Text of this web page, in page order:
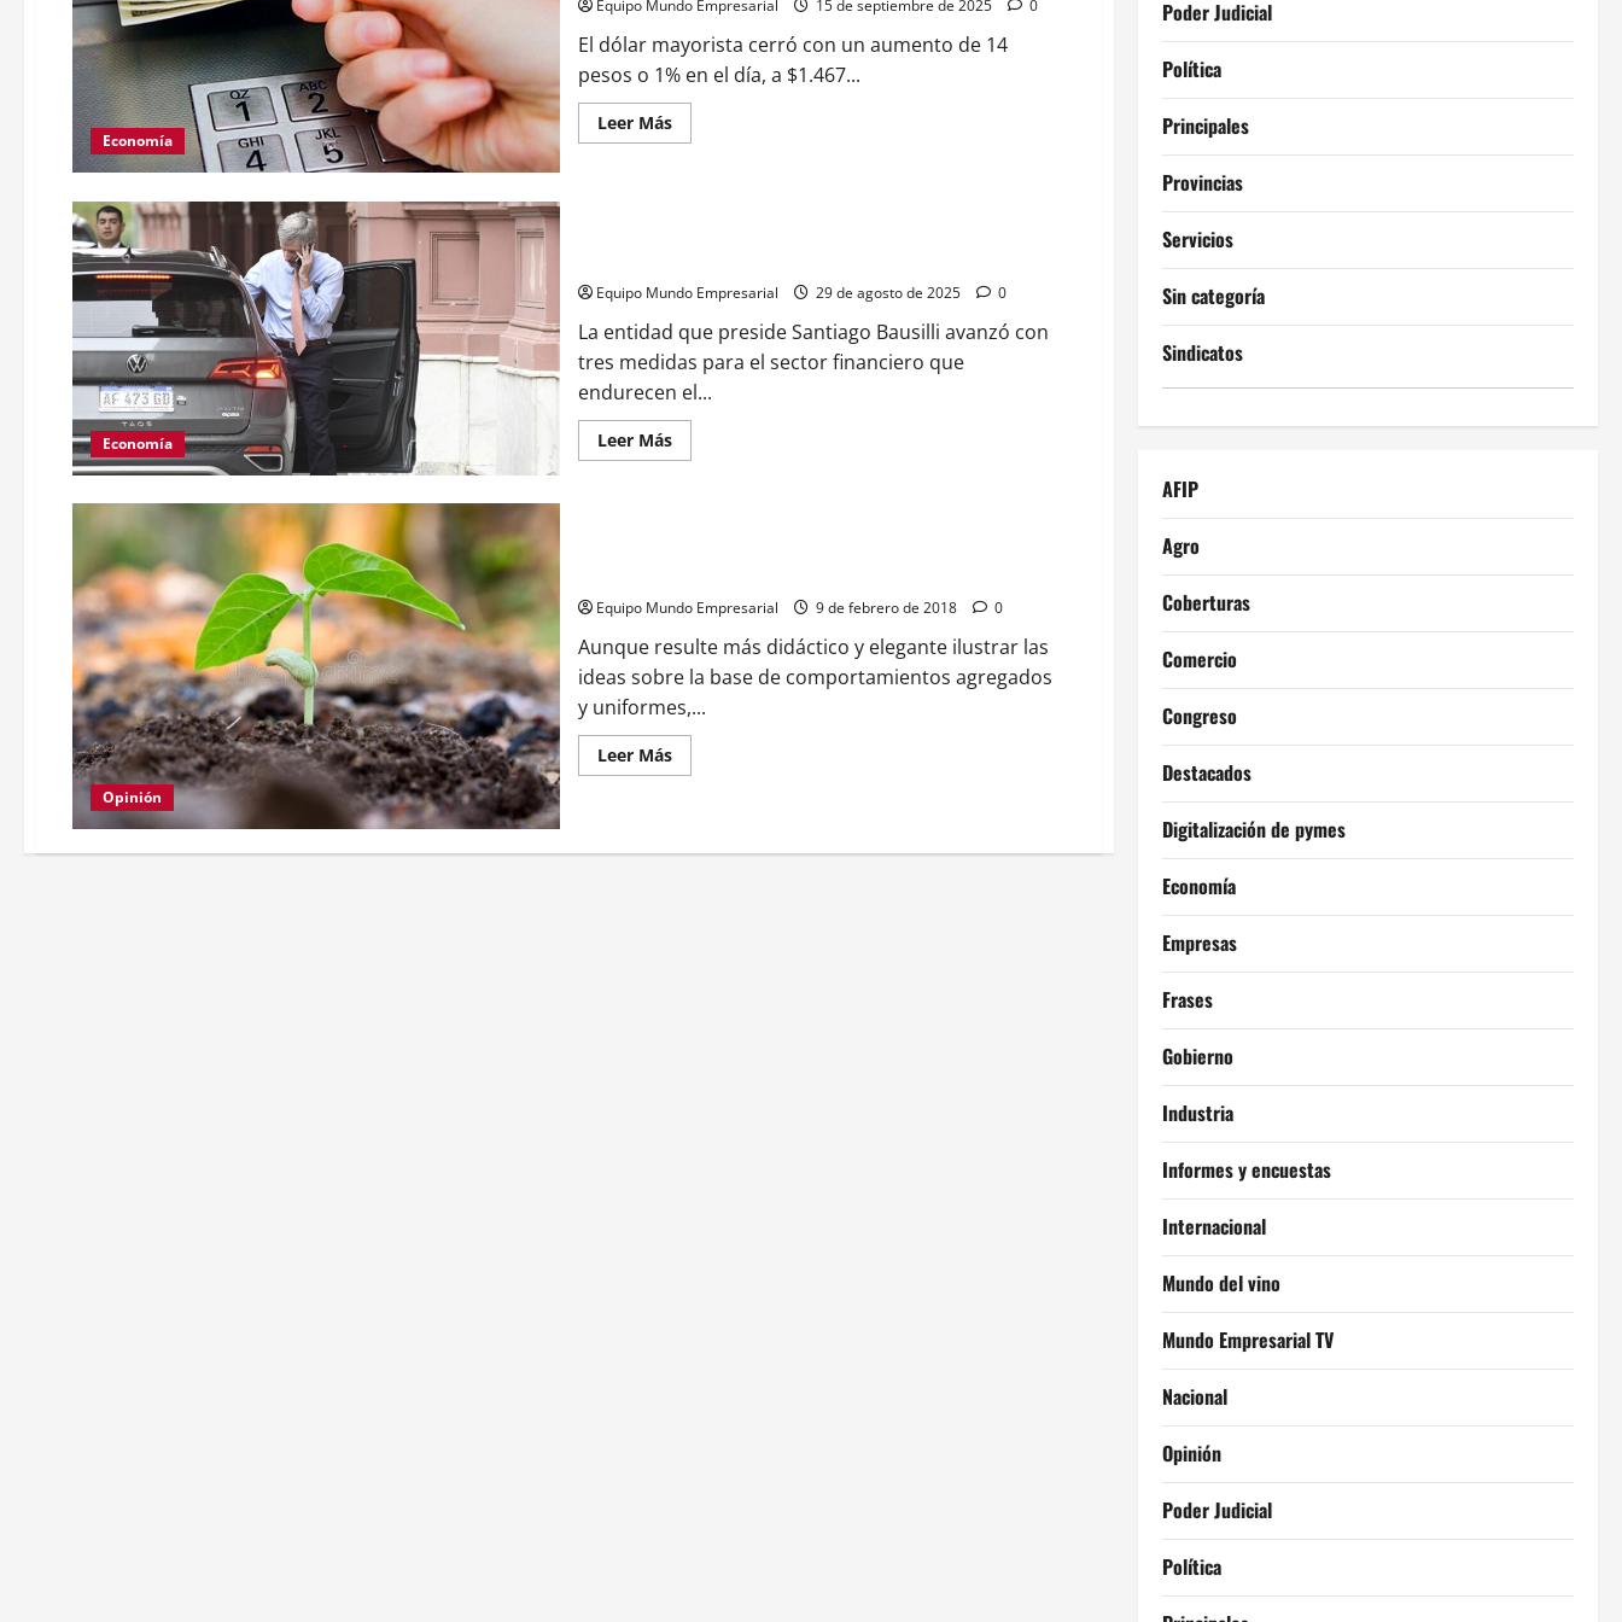
Economía
Equipo Mundo Empresarial 15 de septiembre de 2025 0
El dólar mayorista cerró con un aumento de 14
pesos o 1% en el día, a $1.467...
Leer MásLeer
más
un
de
los
$1500,
el
oficial
parapeta
en
$1.475
Economía
Equipo Mundo Empresarial 29 de agosto de 2025 0
La entidad que preside Santiago Bausilli avanzó con
tres medidas para el sector financiero que
endurecen el...
Leer MásLeer
más
a
dólar
futuro
y
una
de
devaluación
Opinión
Equipo Mundo Empresarial 9 de febrero de 2018 0
Aunque resulte más didáctico y elegante ilustrar las
ideas sobre la base de comportamientos agregados
y uniformes,...
Leer MásLeer
más
no
Poder Judicial
Política
Principales
Provincias
Servicios
Sin categoría
Sindicatos
AFIP
Agro
Coberturas
Comercio
Congreso
Destacados
Digitalización de pymes
Economía
Empresas
Frases
Gobierno
Industria
Informes y encuestas
Internacional
Mundo del vino
Mundo Empresarial TV
Nacional
Opinión
Poder Judicial
Política